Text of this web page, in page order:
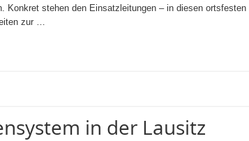
Konkret stehen den Einsatzleitungen – in diesen ortsfesten
zur …
in der Lausitz